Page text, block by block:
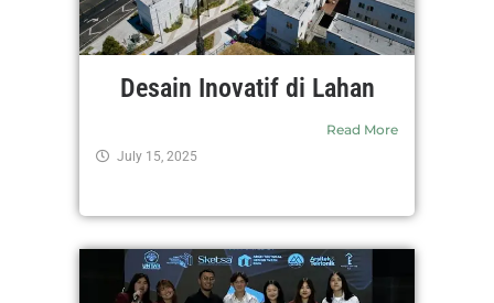
Desain Inovatif di Lahan
Read More
July 15, 2025